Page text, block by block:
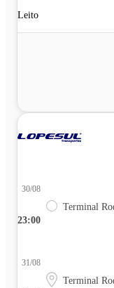
Leito
23:00
30/08
Terminal
31/08
Terminal